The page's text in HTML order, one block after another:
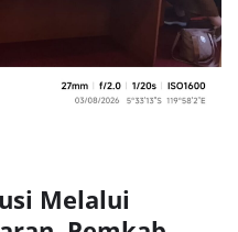
Melalui